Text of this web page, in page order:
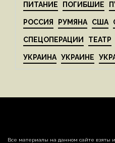
ПИТАНИЕ ПОГИБШИЕ
РОССИЯ РУМЯНА США
СПЕЦОПЕРАЦИИ ТЕАТР
УКРАИНА УКРАИНЕ
Все материалы на данном сайте взяты